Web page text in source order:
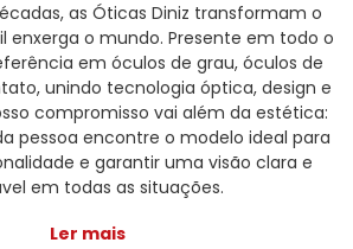
as Óticas Diniz transformam o
enxerga o mundo. Presente em todo o
em óculos de grau, óculos de
unindo tecnologia óptica, design e
compromisso vai além da estética:
pessoa encontre o modelo ideal para
e garantir uma visão clara e
em todas as situações.
Ler mais